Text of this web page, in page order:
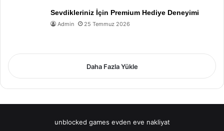
Sevdikleriniz İçin Premium Hediye Deneyimi
Admin 25 Temmuz 2026
Daha Fazla Yükle
unblocked games evden eve nakliyat